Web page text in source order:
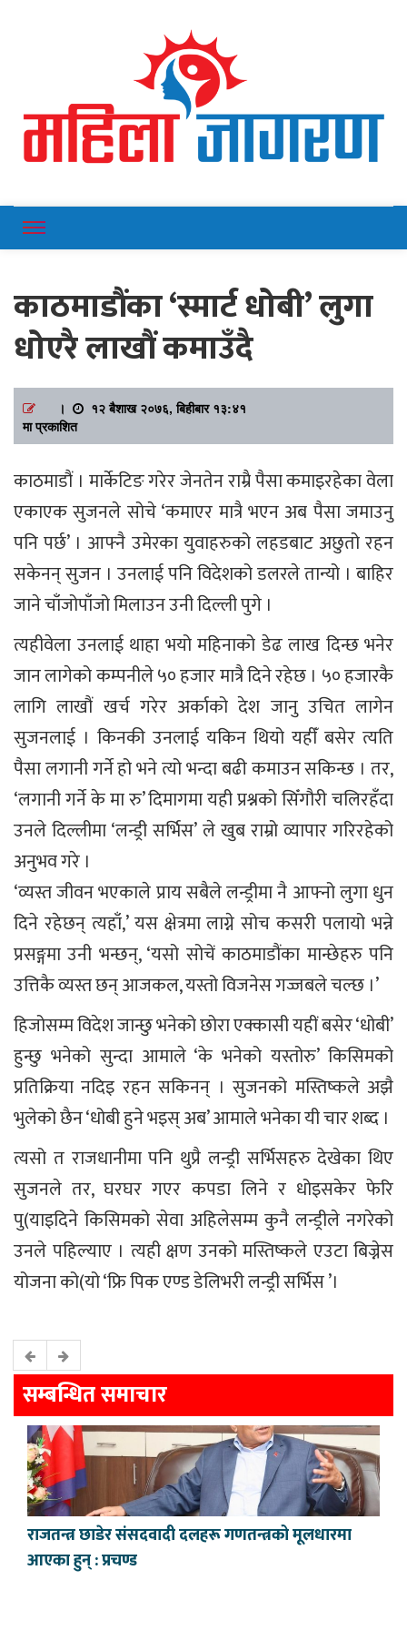
Mahilajagaran
काठमाडौंका ‘स्मार्ट धोबी’ लुगा
धोएरै लाखौं कमाउँदै
।
१२ बैशाख २०७६, बिहीबार १३:४१
मा प्रकाशित
काठमाडौं । मार्केटिङ गरेर जेनतेन राम्रै पैसा कमाइरहेका वेला
एकाएक सुजनले सोचे ‘कमाएर मात्रै भएन अब पैसा जमाउनु
पनि पर्छ’ । आफ्नै उमेरका युवाहरुको लहडबाट अछुतो रहन
सकेनन् सुजन । उनलाई पनि विदेशको डलरले तान्यो । बाहिर
जाने चाँजोपाँजो मिलाउन उनी दिल्ली पुगे ।
त्यहीवेला उनलाई थाहा भयो महिनाको डेढ लाख दिन्छ भनेर
जान लागेको कम्पनीले ५० हजार मात्रै दिने रहेछ । ५० हजारकै
लागि लाखौं खर्च गरेर अर्काको देश जानु उचित लागेन
सुजनलाई । किनकी उनलाई यकिन थियो यहीँ बसेर त्यति
पैसा लगानी गर्ने हो भने त्यो भन्दा बढी कमाउन सकिन्छ । तर,
‘लगानी गर्ने के मा रु’ दिमागमा यही प्रश्नको सिँगौरी चलिरहँदा
उनले दिल्लीमा ‘लन्ड्री सर्भिस’ ले खुब राम्रो व्यापार गरिरहेको
अनुभव गरे ।
‘व्यस्त जीवन भएकाले प्राय सबैले लन्ड्रीमा नै आफ्नो लुगा धुन
दिने रहेछन् त्यहाँ,’ यस क्षेत्रमा लाग्ने सोच कसरी पलायो भन्ने
प्रसङ्गमा उनी भन्छन्, ‘यसो सोचें काठमाडौंका मान्छेहरु पनि
उत्तिकै व्यस्त छन् आजकल, यस्तो विजनेस गज्जबले चल्छ ।’
हिजोसम्म विदेश जान्छु भनेको छोरा एक्कासी यहीं बसेर ‘धोबी’
हुन्छु भनेको सुन्दा आमाले ‘के भनेको यस्तोरु’ किसिमको
प्रतिक्रिया नदिइ रहन सकिनन् । सुजनको मस्तिष्कले अझै
भुलेको छैन ‘धोबी हुने भइस् अब’ आमाले भनेका यी चार शब्द ।
त्यसो त राजधानीमा पनि थुप्रै लन्ड्री सर्भिसहरु देखेका थिए
सुजनले तर, घरघर गएर कपडा लिने र धोइसकेर फेरि
पु(याइदिने किसिमको सेवा अहिलेसम्म कुनै लन्ड्रीले नगरेको
उनले पहिल्याए । त्यही क्षण उनको मस्तिष्कले एउटा बिज्नेस
योजना को(यो ‘फ्रि पिक एण्ड डेलिभरी लन्ड्री सर्भिस ’।
सम्बन्धित समाचार
राजतन्त्र छाडेर संसद‍वादी दलहरू गणतन्त्रको मूलधारमा
आएका हुन् : प्रचण्ड